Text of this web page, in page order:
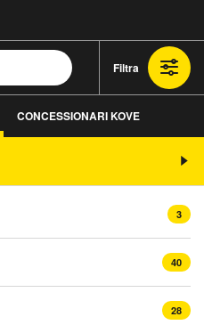
Filtra
CONCESSIONARI KOVE
3
40
28